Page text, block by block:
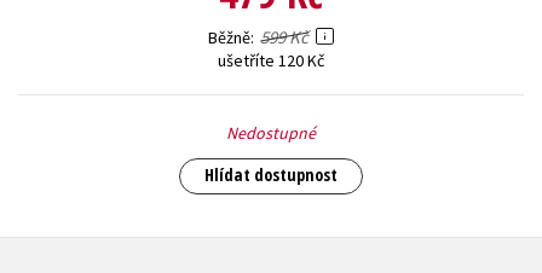
Běžně 599 Kč
ušetříte 120 Kč
Nedostupné
Hlídat dostupnost